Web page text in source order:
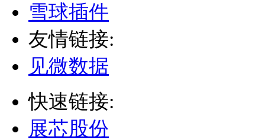
雪球插件
友情链接:
见微数据
快速链接:
展芯股份